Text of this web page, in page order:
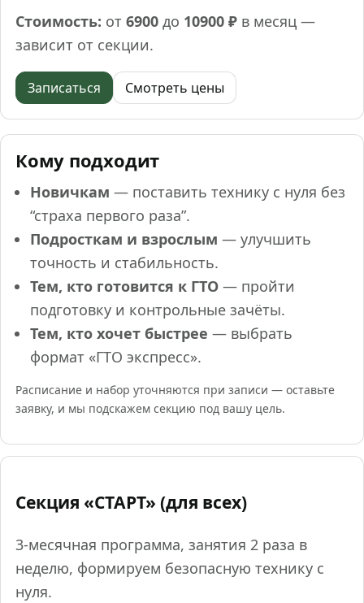
Стоимость: от 6900 до 10900 ₽ в месяц —
зависит от секции.
Записаться Смотреть цены
Кому подходит
Новичкам — поставить технику с нуля без
“страха первого раза”.
Подросткам и взрослым — улучшить
точность и стабильность.
Тем, кто готовится к ГТО — пройти
подготовку и контрольные зачёты.
Тем, кто хочет быстрее — выбрать
формат «ГТО экспресс».
Расписание и набор уточняются при записи — оставьте
заявку, и мы подскажем секцию под вашу цель.
Секция «СТАРТ» (для всех)
3‑месячная программа, занятия 2 раза в
неделю, формируем безопасную технику с
нуля.